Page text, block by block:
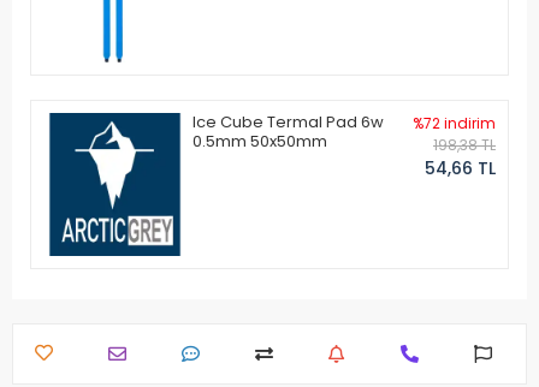
Ice Cube Termal Pad 6w
0.5mm 50x50mm
%72 indirim
198,38 TL
54,66 TL